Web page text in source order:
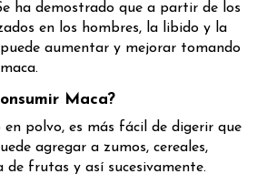
ha demostrado que a partir de los
en los hombres, la libido y la
aumentar y mejorar tomando
Maca?
en polvo, es más fácil de digerir que
agregar a zumos, cereales,
de frutas y así sucesivamente.